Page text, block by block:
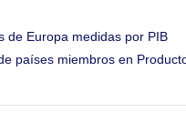
de Europa medidas por PIB
países miembros en